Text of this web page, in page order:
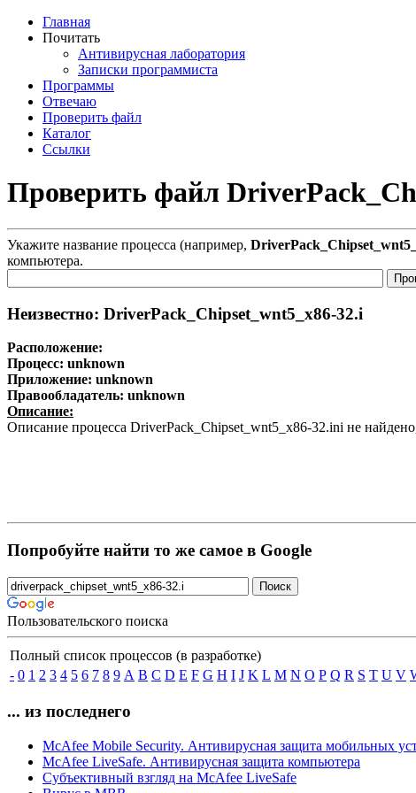
Главная
Почитать
Антивирусная лаборатория
Записки программиста
Программы
Отвечаю
Проверить файл
Каталог
Ссылки
Проверить файл
Укажите название процесса (например,
компьютера.
Неизвестно: DriverPack_Chipset_wnt5_x86-32.i
Расположение:
Процесс: unknown
Приложение: unknown
Правообладатель: unknown
Описание:
Описание процесса DriverPack_Chipset_wnt5_x86-32.ini не
Попробуйте найти то же самое в Google
Пользовательского поиска
Полный список процессов (в разработке)
- 0 1 2 3 4 5 6 7 8 9 A B C D E F G H I J K L M N O P Q R S T U V
... из последнего
McAfee Mobile Security. Антивирусная защита мобильных
McAfee LiveSafe. Антивирусная защита компьютера
Субъективный взгляд на McAfee LiveSafe